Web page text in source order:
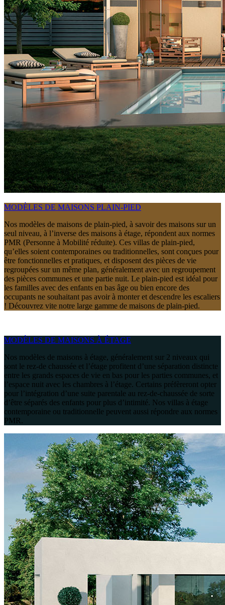
MODÈLES DE MAISONS PLAIN-PIED
Nos modèles de maisons de plain-pied, à savoir des maisons sur un
seul niveau, à l’inverse des maisons à étage, répondent aux normes
PMR (Personne à Mobilité réduite). Ces villas de plain-pied,
qu’elles soient contemporaines ou traditionnelles, sont conçues pour
être fonctionnelles et pratiques, et disposent des pièces de vie
regroupées sur un même plan, généralement avec un regroupement
des pièces communes et une partie nuit. Le plain-pied est idéal pour
les familles avec des enfants en bas âge ou bien encore des
occupants ne souhaitant pas avoir à monter et descendre les escaliers
! Découvrez vite notre large gamme de maisons de plain-pied.
MODÈLES DE MAISONS À ÉTAGE
Nos modèles de maisons à étage, généralement sur 2 niveaux qui
sont le rez-de chaussée et l’étage profitent d’une séparation distincte
entre les grands espaces de vie en bas pour les parties communes, et
l’espace nuit avec les chambres à l’étage. Certains préfèreront opter
pour l’intégration d’une suite parentale au rez-de-chaussée de sorte
d’être séparés des enfants pour plus d’intimité. Nos villas à étage
contemporaine ou traditionnelle peuvent aussi répondre aux normes
PMR.